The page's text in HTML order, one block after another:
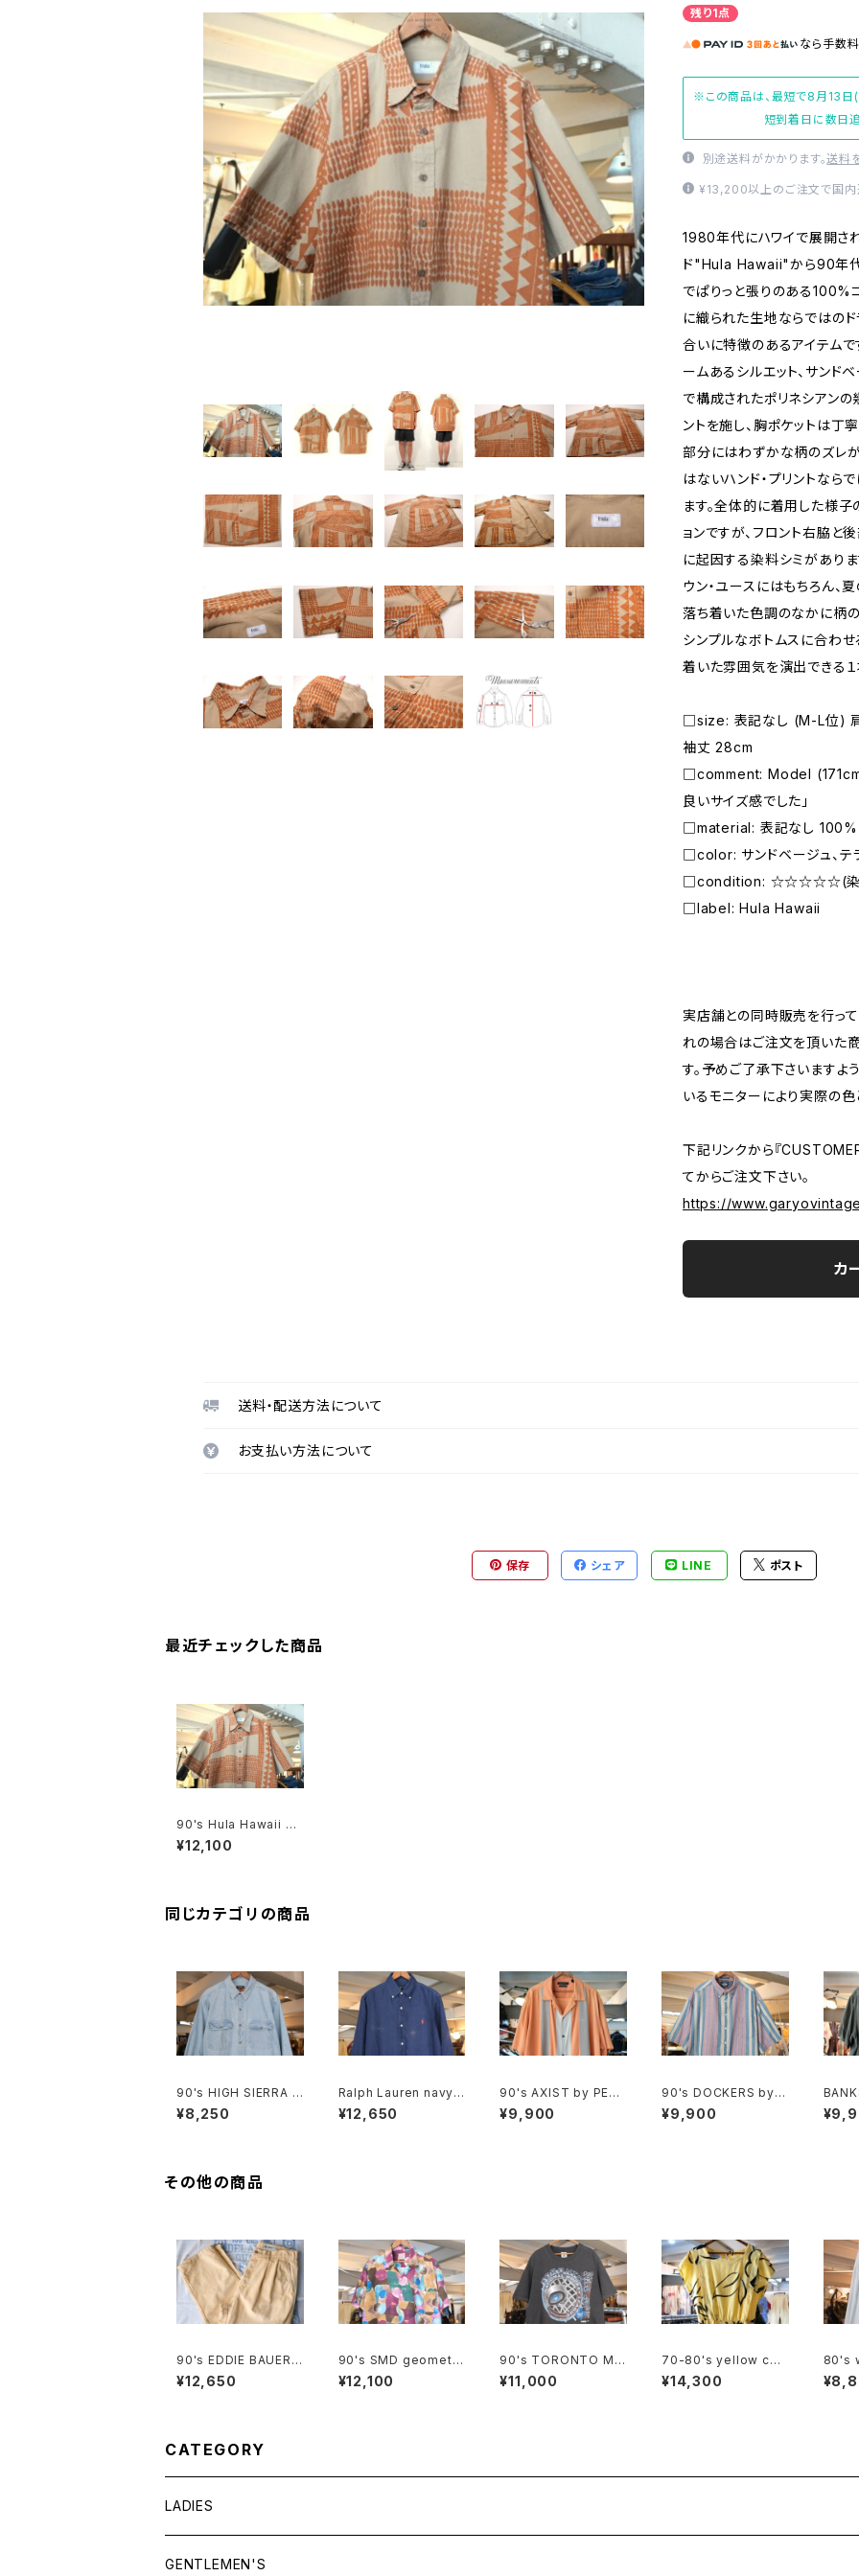
残り1点
なら 手数
※この商品は、最短で8月13日(
短到着日に数日
別途送料がかかります。送料
¥13,200以上のご注文で国内
1980年代にハワイで展開さ
ド"Hula Hawaii"から90年代
でぱりっと張りのある100%
に織られた生地ならではの
合いに特徴のあるアイテムで
ームあるシルエット、サンド
で構成されたポリネシアンの
ントを施し、胸ポケットは丁
部分にはわずかな柄のズレ
はないハンド・プリントな
ます。全体的に着用した様
ョンですが、フロント右脇と
に起因する染料シミがありま
ウン・ユースにはもちろん、
落ち着いた色調のなかに柄
シンプルなボトムスに合わ
着いた雰囲気を演出できる１
□size: 表記なし (M-L位)
袖丈 28cm
□comment: Model (171cm/
良いサイズ感でした」
□material: 表記なし
□color: サンドベージュ、テ
□condition: ☆☆☆☆☆(染料
□label: Hula Hawaii
実店舗との同時販売を行っ
れの場合はご注文を頂いた
す。予めご了承下さいますよ
いるモニターにより実際の
下記リンクから『
てからご注文下さい。
https://
カ
送料・配送方法について
お支払い方法について
保存 シェア LINE ポスト
最近チェックした商品
90's Hula Hawaii ge
ometric tribal patter
n Shirt
¥12,100
同じカテゴリの商品
90's HIGH SIERRA f
aded indigo denim
Shirt
¥8,250
Ralph Lauren navy li
nen B.D. Shirt
¥12,650
90's AXIST by PERR
Y ELLIS panel-patte
rn washable-silk Sh
¥9,900
90's DOCKERS by L
evi's multi-stripe a
nd botanical Shirt
¥9,900
yon
llar
その他の商品
90's EDDIE BAUER c
otton-duck 2-tuck
Pants
¥12,650
90's SMD geometri
c abstract rayon op
en-collar Shirt "Mad
¥12,100
90's TORONTO MA
PLES LEAFS black c
otton Tee "Made in
¥11,000
70-80's yellow cott
on french sleeve bl
ouse Dress
¥14,300
80's
Skirt
CATEGORY
LADIES
TOPS
GENTLEMEN'S